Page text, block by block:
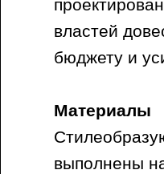
властей
бюджету и
Материалы
выполнены